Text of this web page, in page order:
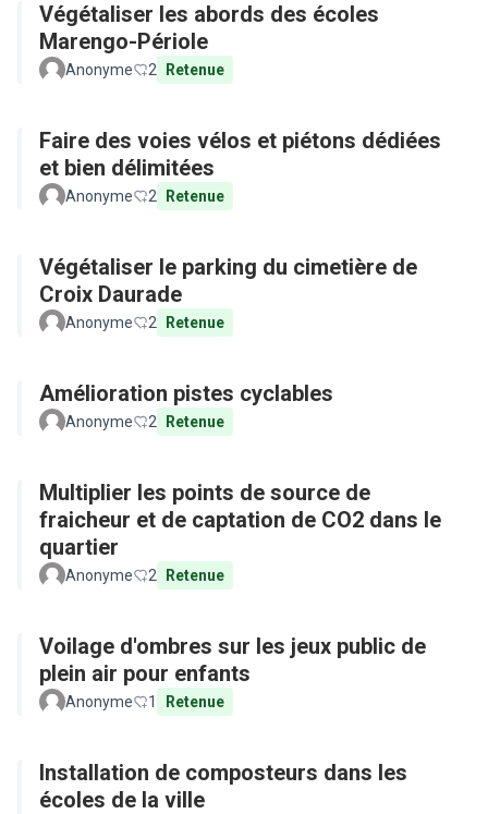
Végétaliser les abords des écoles
Marengo-Périole
Anonyme 2 Retenue
Faire des voies vélos et piétons dédiées
et bien délimitées
Anonyme 2 Retenue
Végétaliser le parking du cimetière de
Croix Daurade
Anonyme 2 Retenue
Amélioration pistes cyclables
Anonyme 2 Retenue
Multiplier les points de source de
fraicheur et de captation de CO2 dans le
quartier
Anonyme 2 Retenue
Voilage d'ombres sur les jeux public de
plein air pour enfants
Anonyme 1 Retenue
Installation de composteurs dans les
écoles de la ville